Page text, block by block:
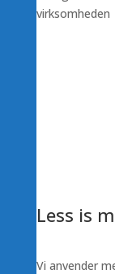
virksomheden
Less is
Vi anvender